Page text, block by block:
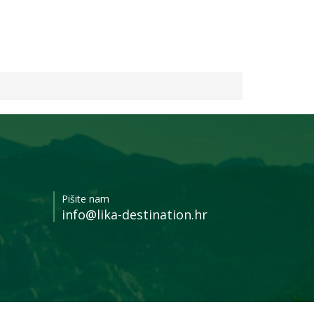
Pišite nam
info@lika-destination.hr